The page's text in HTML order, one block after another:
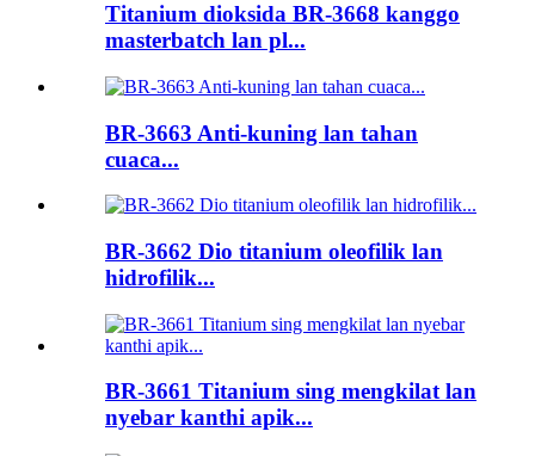
Titanium dioksida BR-3668 kanggo
masterbatch lan pl...
BR-3663 Anti-kuning lan tahan
cuaca...
BR-3662 Dio titanium oleofilik lan
hidrofilik...
BR-3661 Titanium sing mengkilat lan
nyebar kanthi apik...